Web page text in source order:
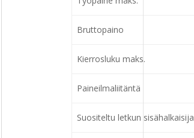
Bruttopaino
Kierrosluku maks.
Paineilmaliitäntä
Suositeltu letkun sisähalkaisija